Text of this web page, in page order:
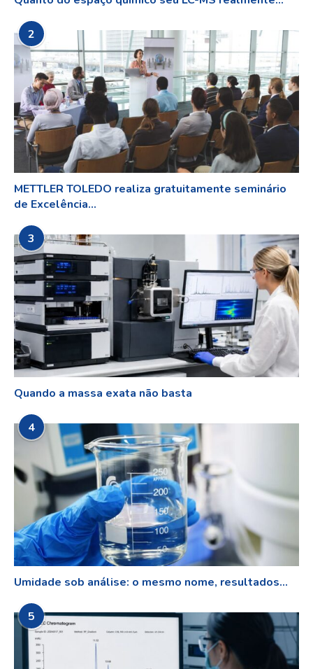
2
METTLER TOLEDO realiza gratuitamente seminário
de Excelência...
3
Quando a massa exata não basta
4
Umidade sob análise: o mesmo nome, resultados...
5